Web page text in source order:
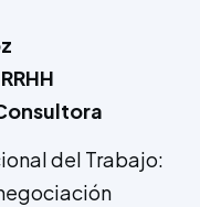
del Trabajo: